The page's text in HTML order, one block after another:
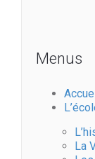
Menus
La